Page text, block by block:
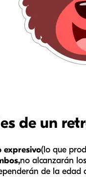
de un
expresivo(lo que
no alcanzarán
de la